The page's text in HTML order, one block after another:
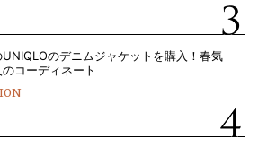
のデニムジャケットを購入！春気
コーディネート